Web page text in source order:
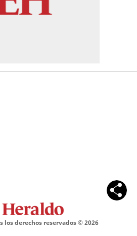
los derechos reservados ©2026